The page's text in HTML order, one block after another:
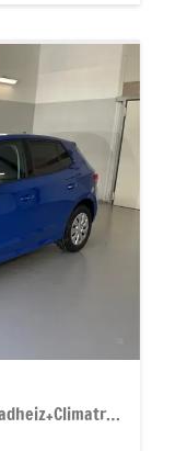
Selection 95PS GV4+Sitzheiz+Lenkradheiz+Climatronic+Sunset+AppConnect+PDC